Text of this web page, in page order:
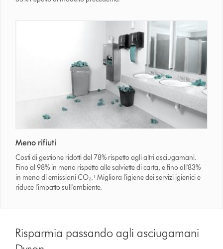
Meno rifiuti
Costi di gestione ridotti del 78% rispetto agli altri asciugamani.
Fino al 98% in meno rispetto alle salviette di carta, e fino all'83%
in meno di emissioni CO₂.¹ Migliora l'igiene dei servizi igienici e
riduce l'impatto sull'ambiente.
Risparmia passando agli asciugamani